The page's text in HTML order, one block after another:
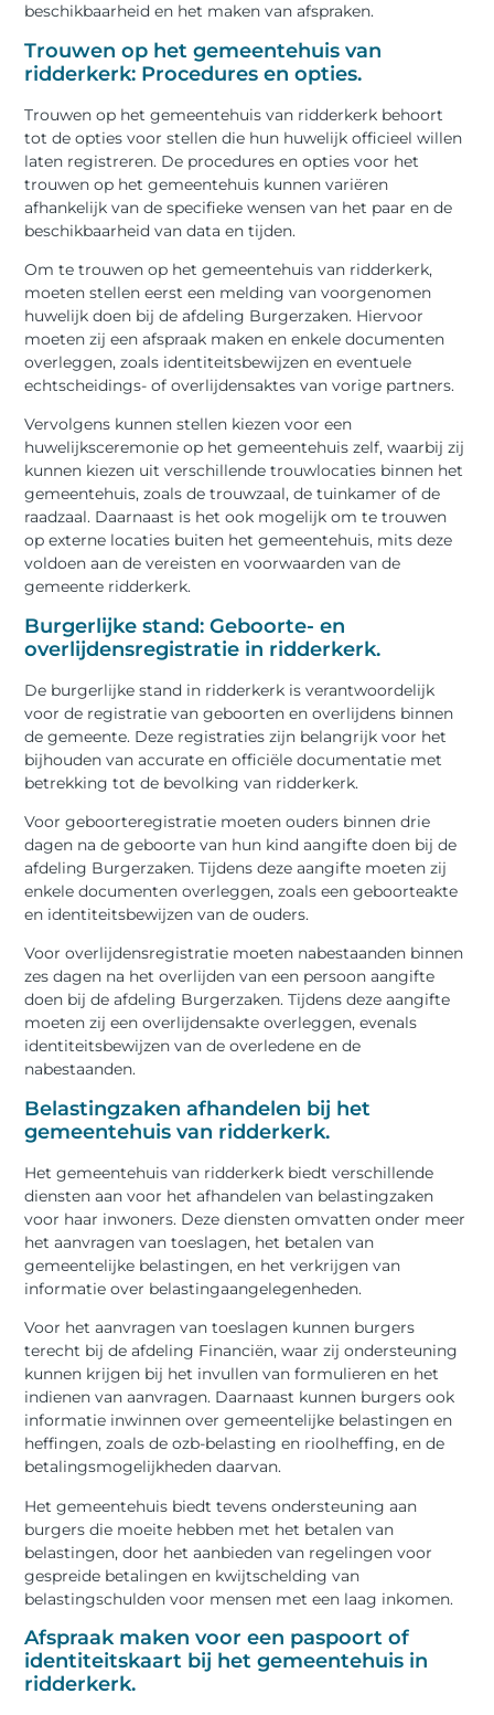
beschikbaarheid en het maken van afspraken.
Trouwen op het gemeentehuis van
ridderkerk: Procedures en opties.
Trouwen op het gemeentehuis van ridderkerk behoort
tot de opties voor stellen die hun huwelijk officieel willen
laten registreren. De procedures en opties voor het
trouwen op het gemeentehuis kunnen variëren
afhankelijk van de specifieke wensen van het paar en de
beschikbaarheid van data en tijden.
Om te trouwen op het gemeentehuis van ridderkerk,
moeten stellen eerst een melding van voorgenomen
huwelijk doen bij de afdeling Burgerzaken. Hiervoor
moeten zij een afspraak maken en enkele documenten
overleggen, zoals identiteitsbewijzen en eventuele
echtscheidings- of overlijdensaktes van vorige partners.
Vervolgens kunnen stellen kiezen voor een
huwelijksceremonie op het gemeentehuis zelf, waarbij zij
kunnen kiezen uit verschillende trouwlocaties binnen het
gemeentehuis, zoals de trouwzaal, de tuinkamer of de
raadzaal. Daarnaast is het ook mogelijk om te trouwen
op externe locaties buiten het gemeentehuis, mits deze
voldoen aan de vereisten en voorwaarden van de
gemeente ridderkerk.
Burgerlijke stand: Geboorte- en
overlijdensregistratie in ridderkerk.
De burgerlijke stand in ridderkerk is verantwoordelijk
voor de registratie van geboorten en overlijdens binnen
de gemeente. Deze registraties zijn belangrijk voor het
bijhouden van accurate en officiële documentatie met
betrekking tot de bevolking van ridderkerk.
Voor geboorteregistratie moeten ouders binnen drie
dagen na de geboorte van hun kind aangifte doen bij de
afdeling Burgerzaken. Tijdens deze aangifte moeten zij
enkele documenten overleggen, zoals een geboorteakte
en identiteitsbewijzen van de ouders.
Voor overlijdensregistratie moeten nabestaanden binnen
zes dagen na het overlijden van een persoon aangifte
doen bij de afdeling Burgerzaken. Tijdens deze aangifte
moeten zij een overlijdensakte overleggen, evenals
identiteitsbewijzen van de overledene en de
nabestaanden.
Belastingzaken afhandelen bij het
gemeentehuis van ridderkerk.
Het gemeentehuis van ridderkerk biedt verschillende
diensten aan voor het afhandelen van belastingzaken
voor haar inwoners. Deze diensten omvatten onder meer
het aanvragen van toeslagen, het betalen van
gemeentelijke belastingen, en het verkrijgen van
informatie over belastingaangelegenheden.
Voor het aanvragen van toeslagen kunnen burgers
terecht bij de afdeling Financiën, waar zij ondersteuning
kunnen krijgen bij het invullen van formulieren en het
indienen van aanvragen. Daarnaast kunnen burgers ook
informatie inwinnen over gemeentelijke belastingen en
heffingen, zoals de ozb-belasting en rioolheffing, en de
betalingsmogelijkheden daarvan.
Het gemeentehuis biedt tevens ondersteuning aan
burgers die moeite hebben met het betalen van
belastingen, door het aanbieden van regelingen voor
gespreide betalingen en kwijtschelding van
belastingschulden voor mensen met een laag inkomen.
Afspraak maken voor een paspoort of
identiteitskaart bij het gemeentehuis in
ridderkerk.